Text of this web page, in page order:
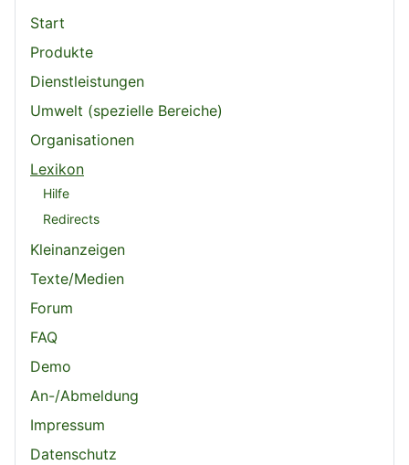
Start
Produkte
Dienstleistungen
Umwelt (spezielle Bereiche)
Organisationen
Lexikon
Hilfe
Redirects
Kleinanzeigen
Texte/Medien
Forum
FAQ
Demo
An-/Abmeldung
Impressum
Datenschutz